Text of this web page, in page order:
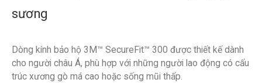
sương
Dòng kính bảo hộ 3M™ SecureFit™ 300 được thiết kế dành
cho người châu Á, phù hợp với những người lao động có cấu
trúc xương gò má cao hoặc sống mũi thấp.